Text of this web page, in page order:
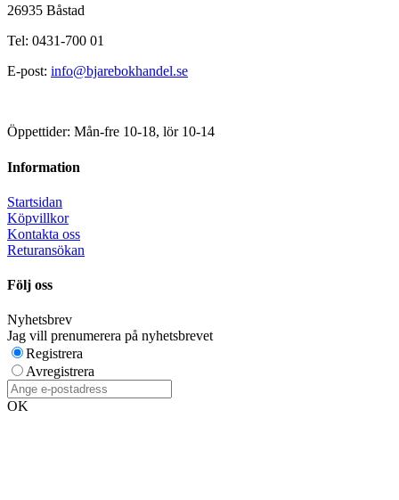
26935 Båstad
Tel: 0431-700 01
E-post: info@bjarebokhandel.se
Öppettider: Mån-fre 10-18, lör 10-14
Information
Startsidan
Köpvillkor
Kontakta oss
Returansökan
Följ oss
Nyhetsbrev
Jag vill prenumerera på nyhetsbrevet
Registrera
Avregistrera
OK